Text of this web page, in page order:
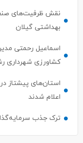
نقش ظرفیت‌های
بهداشتی گیلان
اسماعیل رحمتی
کشاورزی شهرداری
استان‌های پیشتاز
اعلام شدند
ترک جذب